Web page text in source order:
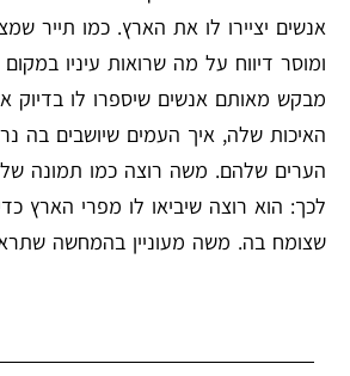
אנשים יציירו לו את הארץ. כמו תייר
ומוסר דיווח על מה שרואות עיניו
מבקש מאותם אנשים שיספרו לו בדיוק
האיכות שלה, איך העמים שיושבים בה
הערים שלהם. משה רוצה כמו תמונה
לכך: הוא רוצה שיביאו לו מפרי הארץ
שצומח בה. משה מעוניין בהמחשה